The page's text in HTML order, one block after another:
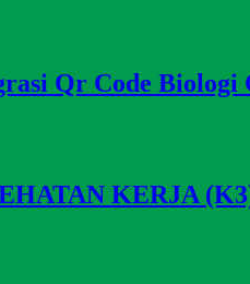
Qr Code Biologi
KERJA